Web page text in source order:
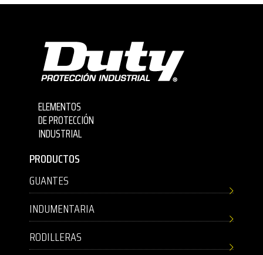
ELEMENTOS
DE PROTECCIÓN
INDUSTRIAL
PRODUCTOS
GUANTES
INDUMENTARIA
RODILLERAS